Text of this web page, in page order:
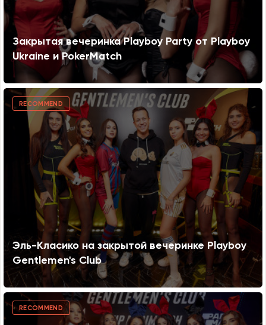
Закрытая вечеринка Playboy Party от Playboy
Ukraine и PokerMatch
RECOMMEND
Эль-Класико на закрытой вечеринке Playboy
Gentlemen's Club
RECOMMEND